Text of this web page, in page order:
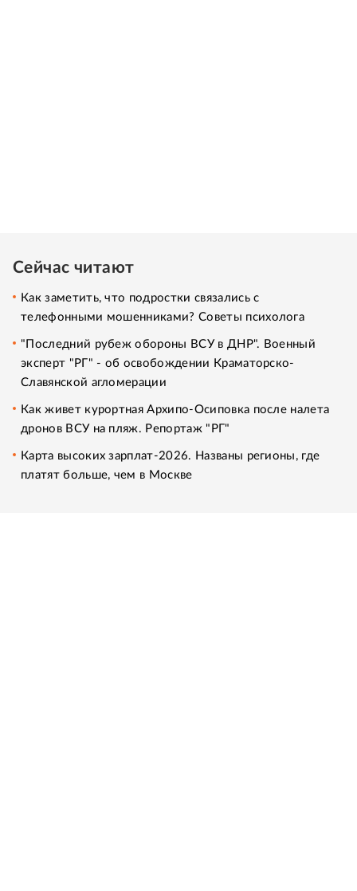
Сейчас читают
Как заметить, что подростки связались с
телефонными мошенниками? Советы психолога
"Последний рубеж обороны ВСУ в ДНР". Военный
эксперт "РГ" - об освобождении Краматорско-
Славянской агломерации
Как живет курортная Архипо-Осиповка после налета
дронов ВСУ на пляж. Репортаж "РГ"
Карта высоких зарплат-2026. Названы регионы, где
платят больше, чем в Москве